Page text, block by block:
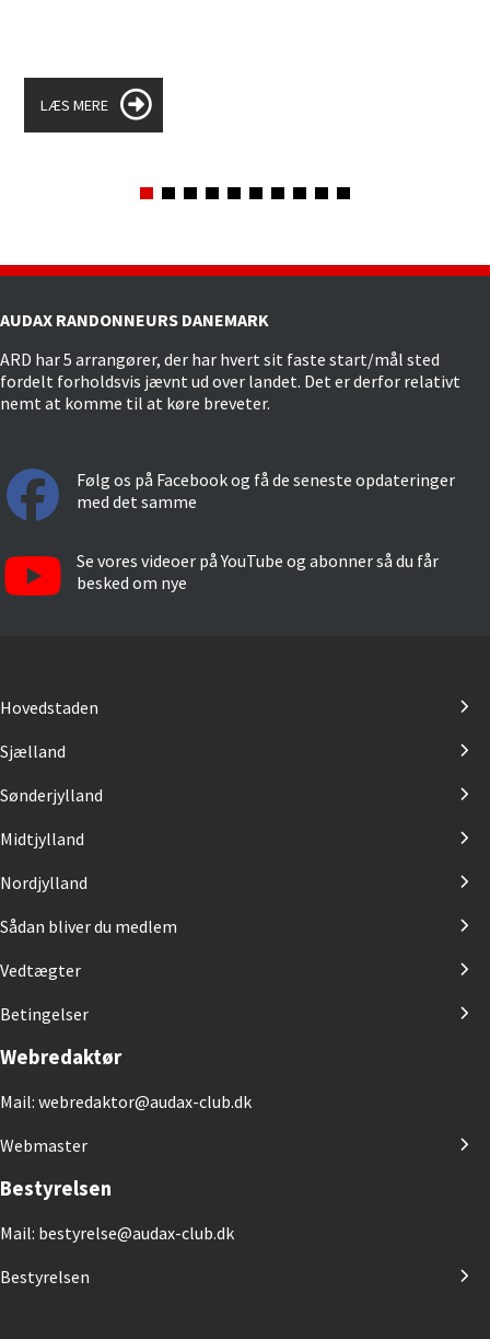
LÆS MERE
AUDAX RANDONNEURS DANEMARK
ARD har 5 arrangører, der har hvert sit faste start/mål sted
fordelt forholdsvis jævnt ud over landet. Det er derfor relativt
nemt at komme til at køre breveter.
Følg os på Facebook og få de seneste opdateringer
med det samme
Se vores videoer på YouTube og abonner så du får
besked om nye
Hovedstaden
Sjælland
Sønderjylland
Midtjylland
Nordjylland
Sådan bliver du medlem
Vedtægter
Betingelser
Webredaktør
Mail: webredaktor@audax-club.dk
Webmaster
Bestyrelsen
Mail: bestyrelse@audax-club.dk
Bestyrelsen